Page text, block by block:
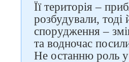
Її територія –
розбудували,
спорудження –
та водночас
Не останню роль у